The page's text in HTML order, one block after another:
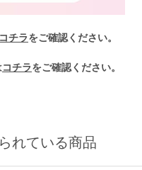
コチラをご確認ください。
コチラをご確認ください。
れている商品